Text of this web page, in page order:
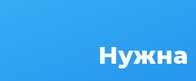
Нужна